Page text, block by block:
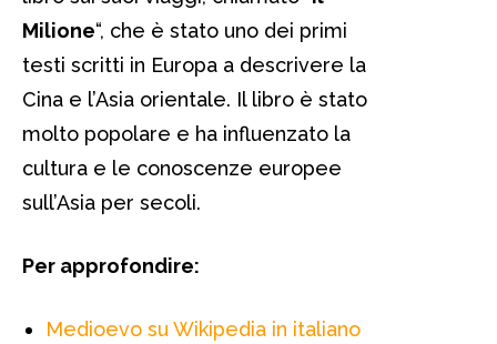
Milione“, che è stato uno dei primi
testi scritti in Europa a descrivere la
Cina e l’Asia orientale. Il libro è stato
molto popolare e ha influenzato la
cultura e le conoscenze europee
sull’Asia per secoli.
Per approfondire:
Medioevo su Wikipedia in italiano